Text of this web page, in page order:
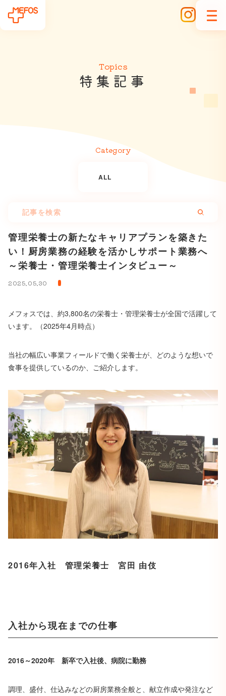
Topics
特 集 記 事
Category
ALL
管理栄養士の新たなキャリアプランを築きた
い！厨房業務の経験を活かしサポート業務へ
～栄養士・管理栄養士インタビュー～
2025.05.30
メフォスでは、約3,800名の栄養士・管理栄養士が全国で活躍して
います。（2025年4月時点）
当社の幅広い事業フィールドで働く栄養士が、どのような想いで
食事を提供しているのか、ご紹介します。
2016年入社 管理栄養士 宮田 由伎
入社から現在までの仕事
2016～2020年 新卒で入社後、病院に勤務
調理、盛付、仕込みなどの厨房業務全般と、献立作成や発注など